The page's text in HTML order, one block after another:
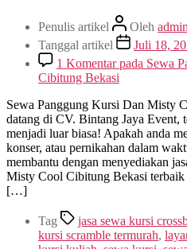
Penulis artikel Oleh admin
Tanggal artikel
Juli 18,
1 Komentarpada Sewa
Cibitung Bekasi
Sewa Panggung Kursi Dan Misty
datang di CV. Bintang Jaya Event,
menjadi luar biasa! Apakah anda
konser, atau pernikahan dalam
membantu dengan menyediakan
Misty Cool Cibitung Bekasi terbaik
[…]
Tag jasa sewa kursi
kursi scramble termurah,